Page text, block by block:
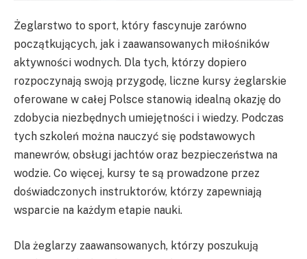
Żeglarstwo to sport, który fascynuje zarówno
początkujących, jak i zaawansowanych miłośników
aktywności wodnych. Dla tych, którzy dopiero
rozpoczynają swoją przygodę, liczne kursy żeglarskie
oferowane w całej Polsce stanowią idealną okazję do
zdobycia niezbędnych umiejętności i wiedzy. Podczas
tych szkoleń można nauczyć się podstawowych
manewrów, obsługi jachtów oraz bezpieczeństwa na
wodzie. Co więcej, kursy te są prowadzone przez
doświadczonych instruktorów, którzy zapewniają
wsparcie na każdym etapie nauki.
Dla żeglarzy zaawansowanych, którzy poszukują